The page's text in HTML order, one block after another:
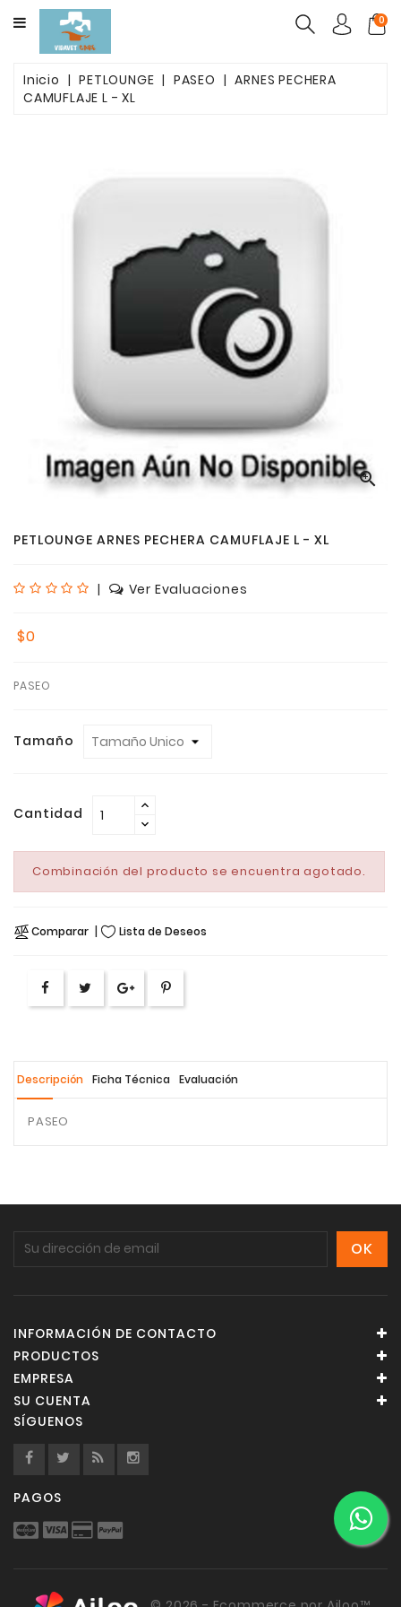
CATEGORY
MASCOTAS
0
Inicio PETLOUNGE PASEO
ARNES PECHERA
CAMUFLAJE L - XL

PETLOUNGE ARNES PECHERA CAMUFLAJE L - XL
| Ver Evaluaciones
$0
PASEO
Tamaño
Cantidad
Combinación del producto se encuentra agotado.
Comparar Lista de Deseos
Descripción Ficha Técnica Evaluación
PASEO
INFORMACIÓN DE CONTACTO
PRODUCTOS
EMPRESA
SU CUENTA
SÍGUENOS
PAGOS